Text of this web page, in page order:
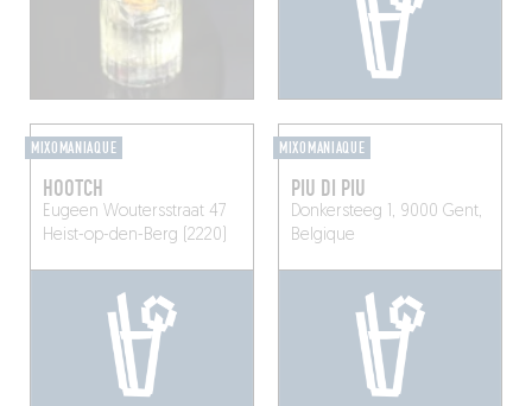
MIXOMANIAQUE
HOOTCH
Eugeen Woutersstraat 47
Heist-op-den-Berg (2220)
MIXOMANIAQUE
PIU DI PIU
Donkersteeg 1, 9000 Gent,
Belgique